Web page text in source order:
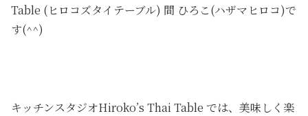
Table (ヒロコズタイテーブル) 間 ひろこ(ハザマヒロコ)で
す(^^)
キッチンスタジオHiroko’s Thai Table では、美味しく楽